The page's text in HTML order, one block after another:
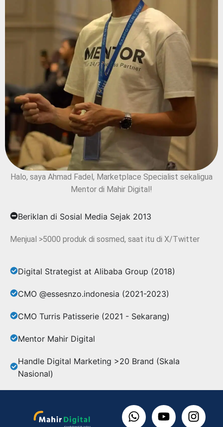
Halo, saya Ahmad Fadel, Marketplace Specialist sekaligua
Mentor di Mahir Digital!
Beriklan di Sosial Media Sejak 2013
Menjual >5000 produk di sosmed, saat itu di X/Twitter
Digital Strategist at Alibaba Group (2018)
CMO @essesnzo.indonesia (2021-2023)
CMO Turris Patisserie (2021 - Sekarang)
Mentor Mahir Digital
Handle Digital Marketing >20 Brand (Skala
Nasional)